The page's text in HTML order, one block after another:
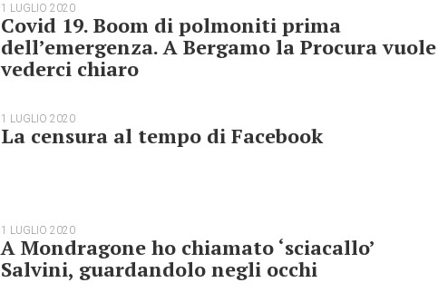
1 LUGLIO 2020
Covid 19. Boom di polmoniti prima
dell’emergenza. A Bergamo la Procura vuole
vederci chiaro
1 LUGLIO 2020
La censura al tempo di Facebook
1 LUGLIO 2020
A Mondragone ho chiamato ‘sciacallo’
Salvini, guardandolo negli occhi